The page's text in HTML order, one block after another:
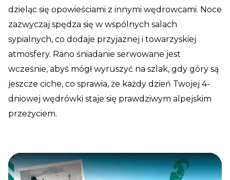
dzieląc się opowieściami z innymi wędrowcami. Noce
zazwyczaj spędza się w wspólnych salach
sypialnych, co dodaje przyjaznej i towarzyskiej
atmosfery. Rano śniadanie serwowane jest
wcześnie, abyś mógł wyruszyć na szlak, gdy góry są
jeszcze ciche, co sprawia, że każdy dzień Twojej 4-
dniowej wędrówki staje się prawdziwym alpejskim
przeżyciem.